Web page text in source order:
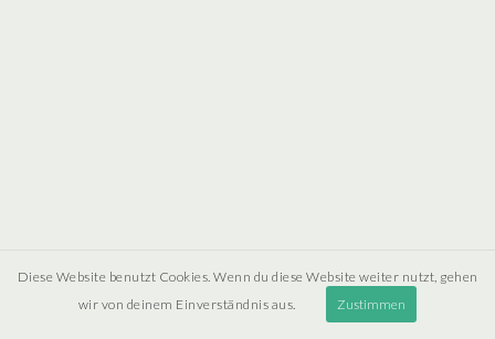
Diese Website benutzt Cookies. Wenn du diese Website weiter nutzt, gehen
wir von deinem Einverständnis aus.
Zustimmen